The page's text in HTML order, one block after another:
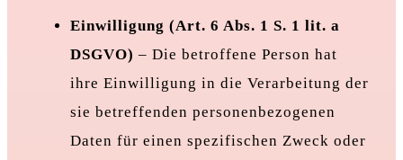
Einwilligung (Art. 6 Abs. 1 S. 1 lit. a
DSGVO) – Die betroffene Person hat
ihre Einwilligung in die Verarbeitung der
sie betreffenden personenbezogenen
Daten für einen spezifischen Zweck oder